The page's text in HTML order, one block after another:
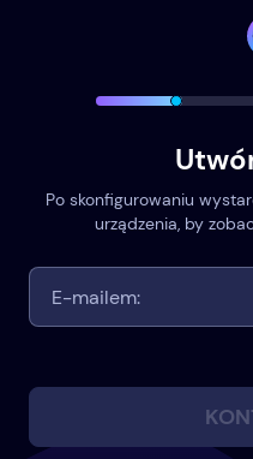
Po skonfigurowaniu
urządzenia, by